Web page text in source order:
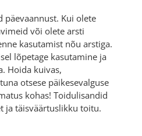
päevaannust. Kui olete
või olete arsti
kasutamist nõu arstiga.
lõpetage kasutamine ja
Hoida kuivas,
otsese päikesevalguse
kohas! Toidulisandid
ja täisväärtuslikku toitu.